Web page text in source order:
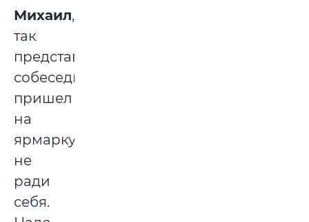
Михаил,
так
представился
собеседник,
пришел
на
ярмарку
не
ради
себя.